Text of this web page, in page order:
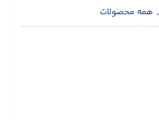
, همه محصولات